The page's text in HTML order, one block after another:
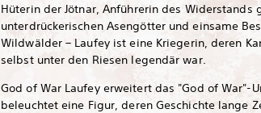
Hüterin der Jötnar, Anführerin des Widerstands
unterdrückerischen Asengötter und einsame
Wildwälder – Laufey ist eine Kriegerin, deren
selbst unter den Riesen legendär war.
God of War Laufey erweitert das "God of War"-
beleuchtet eine Figur, deren Geschichte lange